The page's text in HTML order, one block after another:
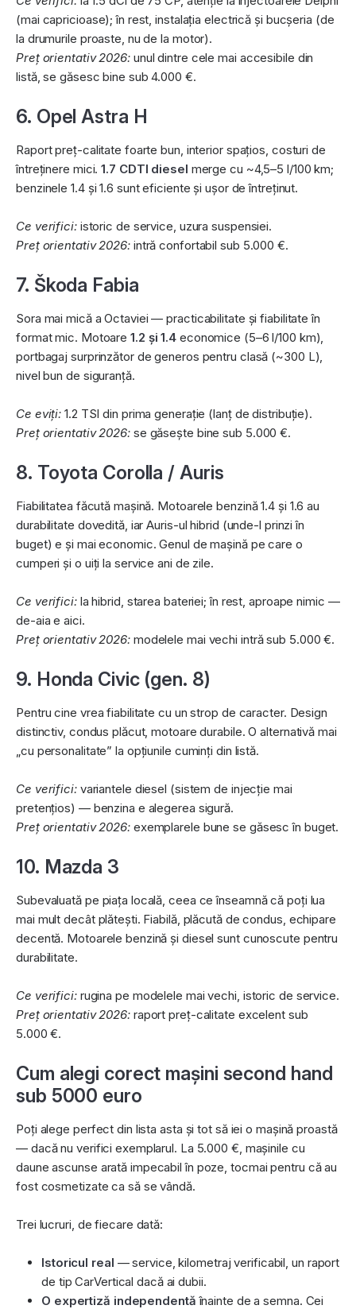
(mai capricioase); în rest, instalația electrică și bucșeria (de
la drumurile proaste, nu de la motor).
Preț orientativ 2026:unul dintre cele mai accesibile din
listă, se găsesc bine sub 4.000 €.
6. Opel Astra H
Raport preț-calitate foarte bun, interior spațios, costuri de
întreținere mici.1.7 CDTI diesel merge cu ~4,5–5 l/100 km;
benzinele 1.4 și 1.6 sunt eficiente și ușor de întreținut.
Ce verifici:istoric de service, uzura suspensiei.
Preț orientativ 2026:intră confortabil sub 5.000 €.
7. Škoda Fabia
Sora mai mică a Octaviei — practicabilitate și fiabilitate în
format mic. Motoare 1.2 și 1.4 economice (5–6 l/100 km),
portbagaj surprinzător de generos pentru clasă (~300 L),
nivel bun de siguranță.
Ce eviți: 1.2 TSI din prima generație (lanț de distribuție).
Preț orientativ 2026:se găsește bine sub 5.000 €.
8. Toyota Corolla / Auris
Fiabilitatea făcută mașină. Motoarele benzină 1.4 și 1.6 au
durabilitate dovedită, iar Auris-ul hibrid (unde-l prinzi în
buget) e și mai economic. Genul de mașină pe care o
cumperi și o uiți la service ani de zile.
Ce verifici:la hibrid, starea bateriei; în rest, aproape nimic —
de-aia e aici.
Preț orientativ 2026:modelele mai vechi intră sub 5.000 €.
9. Honda Civic (gen. 8)
Pentru cine vrea fiabilitate cu un strop de caracter. Design
distinctiv, condus plăcut, motoare durabile. O alternativă mai
„cu personalitate” la opțiunile cuminți din listă.
Ce verifici:variantele diesel (sistem de injecție mai
pretențios) — benzina e alegerea sigură.
Preț orientativ 2026:exemplarele bune se găsesc în buget.
10. Mazda 3
Subevaluată pe piața locală, ceea ce înseamnă că poți lua
mai mult decât plătești. Fiabilă, plăcută de condus, echipare
decentă. Motoarele benzină și diesel sunt cunoscute pentru
durabilitate.
Ce verifici:rugina pe modelele mai vechi, istoric de service.
Preț orientativ 2026:raport preț-calitate excelent sub
5.000 €.
Cum alegi corect mașini second hand
sub 5000 euro
Poți alege perfect din lista asta și tot să iei o mașină proastă
— dacă nu verifici exemplarul. La 5.000 €, mașinile cu
daune ascunse arată impecabil în poze, tocmai pentru că au
fost cosmetizate ca să se vândă.
Trei lucruri, de fiecare dată:
Istoricul real — service, kilometraj verificabil, un raport
de tip CarVertical dacă ai dubii.
O expertiză independentă înainte de a semna. Cei